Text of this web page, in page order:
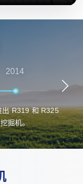
2014
出 R319 和 R325
挖掘机。
突